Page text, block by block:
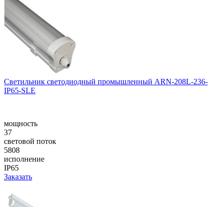
Светильник светодиодный промышленный ARN-208L-236-
IP65-SLE
мощность
37
световой поток
5808
исполнение
IP65
Заказать